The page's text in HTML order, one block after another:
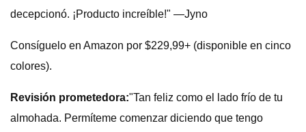
decepcionó. ¡Producto increíble!" —Jyno
Consíguelo en Amazon por $229,99+ (disponible en cinco
colores).
Revisión prometedora:"Tan feliz como el lado frío de tu
almohada. Permíteme comenzar diciendo que tengo